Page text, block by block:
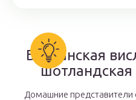
Британская
Домашние представители